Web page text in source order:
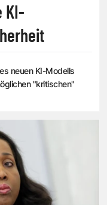
KI-
neuen KI-Modells
"kritischen"